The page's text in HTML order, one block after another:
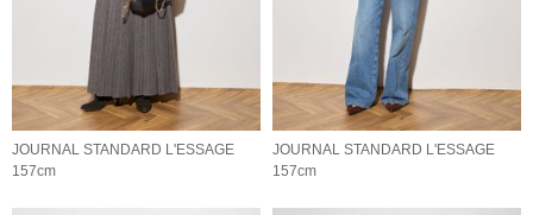
JOURNAL STANDARD L'ESSAGE
157cm
JOURNAL STANDARD L'ESSAGE
157cm